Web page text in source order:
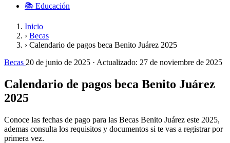
📚 Educación
Inicio
› Becas
› Calendario de pagos beca Benito Juárez 2025
Becas 20 de junio de 2025 · Actualizado: 27 de noviembre de 2025
Calendario de pagos beca Benito Juárez
2025
Conoce las fechas de pago para las Becas Benito Juárez este 2025,
ademas consulta los requisitos y documentos si te vas a registrar por
primera vez.